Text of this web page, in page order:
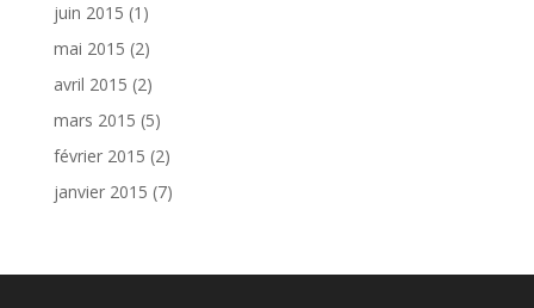
juin 2015 (1)
mai 2015 (2)
avril 2015 (2)
mars 2015 (5)
février 2015 (2)
janvier 2015 (7)